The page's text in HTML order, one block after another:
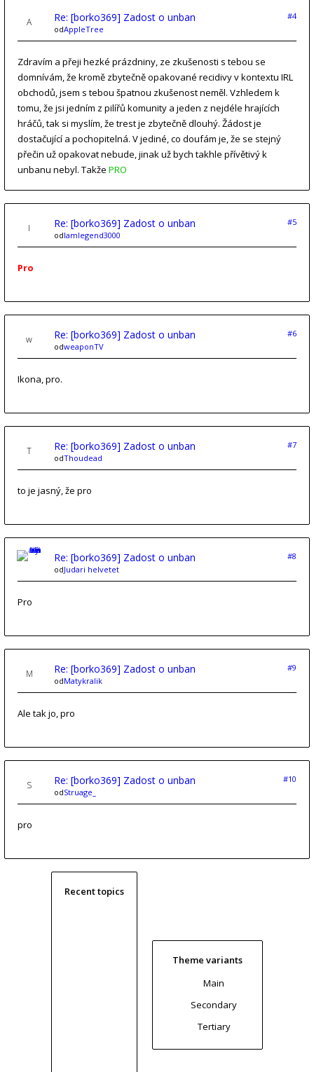
Re: [borko369] Zadost o unban
#4
odAppleTree
Zdravím a přeji hezké prázdniny, ze zkušenosti s tebou se
domnívám, že kromě zbytečně opakované recidivy v kontextu IRL
obchodů, jsem s tebou špatnou zkušenost neměl. Vzhledem k
tomu, že jsi jedním z pilířů komunity a jeden z nejdéle hrajících
hráčů, tak si myslím, že trest je zbytečně dlouhý. Žádost je
dostačující a pochopitelná. V jediné, co doufám je, že se stejný
přečin už opakovat nebude, jinak už bych takhle přívětivý k
unbanu nebyl. Takže PRO
Re: [borko369] Zadost o unban
#5
odIamlegend3000
Pro
Re: [borko369] Zadost o unban
#6
odweaponTV
Ikona, pro.
Re: [borko369] Zadost o unban
#7
odThoudead
to je jasný, že pro
Re: [borko369] Zadost o unban
#8
odJudari helvetet
Pro
Re: [borko369] Zadost o unban
#9
odMatykralik
Ale tak jo, pro
Re: [borko369] Zadost o unban
#10
odStruage_
pro
Recent topics
Theme variants
Main
Secondary
Tertiary